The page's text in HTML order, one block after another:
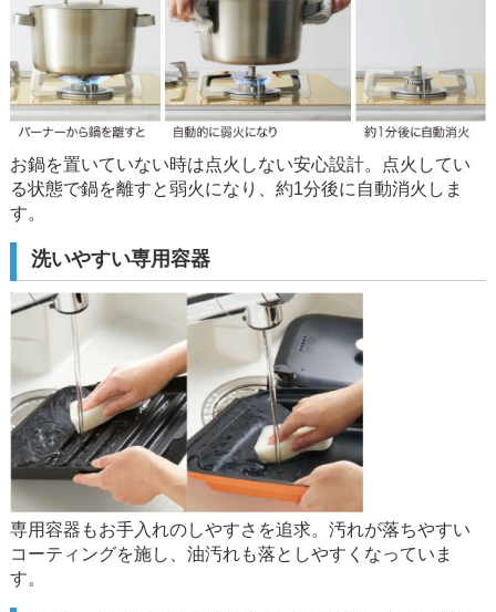
お鍋を置いていない時は点火しない安心設計。点火してい
る状態で鍋を離すと弱火になり、約1分後に自動消火しま
す。
洗いやすい専用容器
専用容器もお手入れのしやすさを追求。汚れが落ちやすい
コーティングを施し、油汚れも落としやすくなっていま
す。